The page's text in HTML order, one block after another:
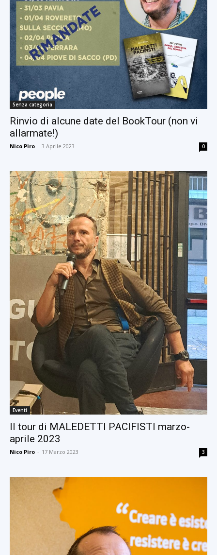
Senza categoria
Rinvio di alcune date del BookTour (non vi
allarmate!)
Nico Piro - 3 Aprile 2023 0
Eventi
Il tour di MALEDETTI PACIFISTI marzo-
aprile 2023
Nico Piro - 17 Marzo 2023 3